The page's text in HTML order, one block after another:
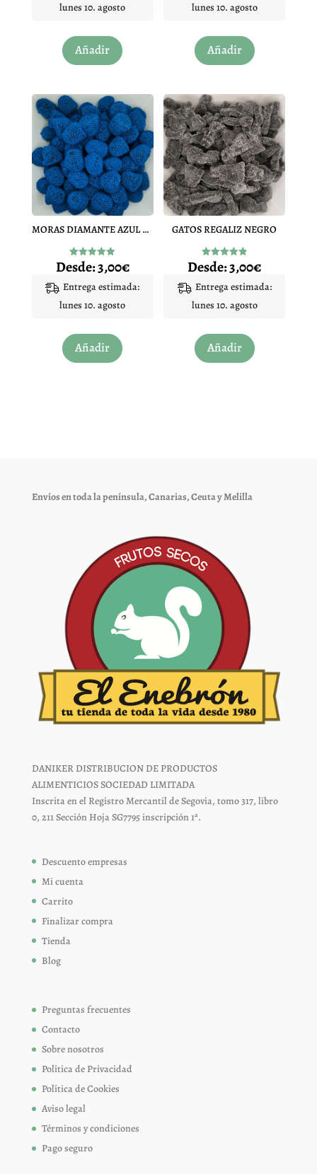
lunes 10. agosto
Añadir
producto
variantes.
Las
opciones
se
pueden
elegir
en
la
de
producto
lunes 10. agosto
Añadir
producto
variantes.
Las
opciones
se
pueden
elegir
en
la
de
producto
MORAS DIAMANTE AZUL PINTALENGUA
Valorado
con
de 5
Desde:3,00€
Entrega estimada:
lunes 10. agosto
Añadir
producto
elegir
página
de
GATOS REGALIZ NEGRO
Valorado
con
de 5
Desde:3,00€
Entrega estimada:
lunes 10. agosto
Añadir
producto
Envíos en toda la península, Canarias, Ceuta y Melilla
DANIKER DISTRIBUCION DE PRODUCTOS
ALIMENTICIOS SOCIEDAD LIMITADA
Inscrita en el Registro Mercantil de Segovia, tomo 317, libro
0, 211 Sección Hoja SG7795 inscripción 1ª.
Descuento empresas
Mi cuenta
Carrito
Finalizar compra
Tienda
Blog
Preguntas frecuentes
Contacto
Sobre nosotros
Política de Privacidad
Política de Cookies
Aviso legal
Términos y condiciones
Pago seguro